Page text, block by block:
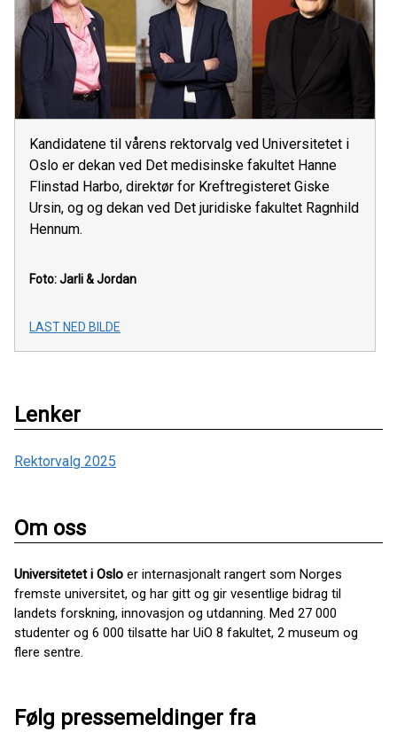
Kandidatene til vårens rektorvalg ved Universitetet i
Oslo er dekan ved Det medisinske fakultet Hanne
Flinstad Harbo, direktør for Kreftregisteret Giske
Ursin, og og dekan ved Det juridiske fakultet Ragnhild
Hennum.
Foto: Jarli & Jordan
LAST NED BILDE
Lenker
Rektorvalg 2025
Om oss
Universitetet i Oslo er internasjonalt rangert som Norges
fremste universitet, og har gitt og gir vesentlige bidrag til
landets forskning, innovasjon og utdanning. Med 27 000
studenter og 6 000 tilsatte har UiO 8 fakultet, 2 museum og
flere sentre.
Følg pressemeldinger fra